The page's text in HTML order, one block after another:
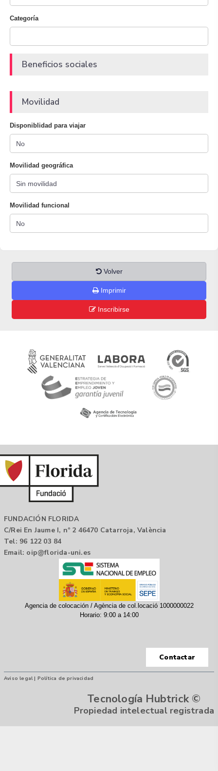
Categoría
Beneficios sociales
Movilidad
Disponiblidad para viajar
Movilidad geográfica
Movilidad funcional
Volver
Imprimir
Inscribirse
FUNDACIÓN FLORIDA
C/Rei En Jaume I, nº 2 46470 Catarroja, València
Tel: 96 122 03 84
Email: oip@florida-uni.es
Agencia de colocación / Agència de col.locació 1000000022
Horario: 9:00 a 14:00
Contactar
Aviso legal | Política de privacidad
Tecnología Hubtrick ©
Propiedad intelectual registrada